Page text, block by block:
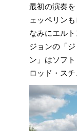
最初の演奏
ェッペリン
なみにエル
ジョンの「
ン」はソフ
ロッド・ス